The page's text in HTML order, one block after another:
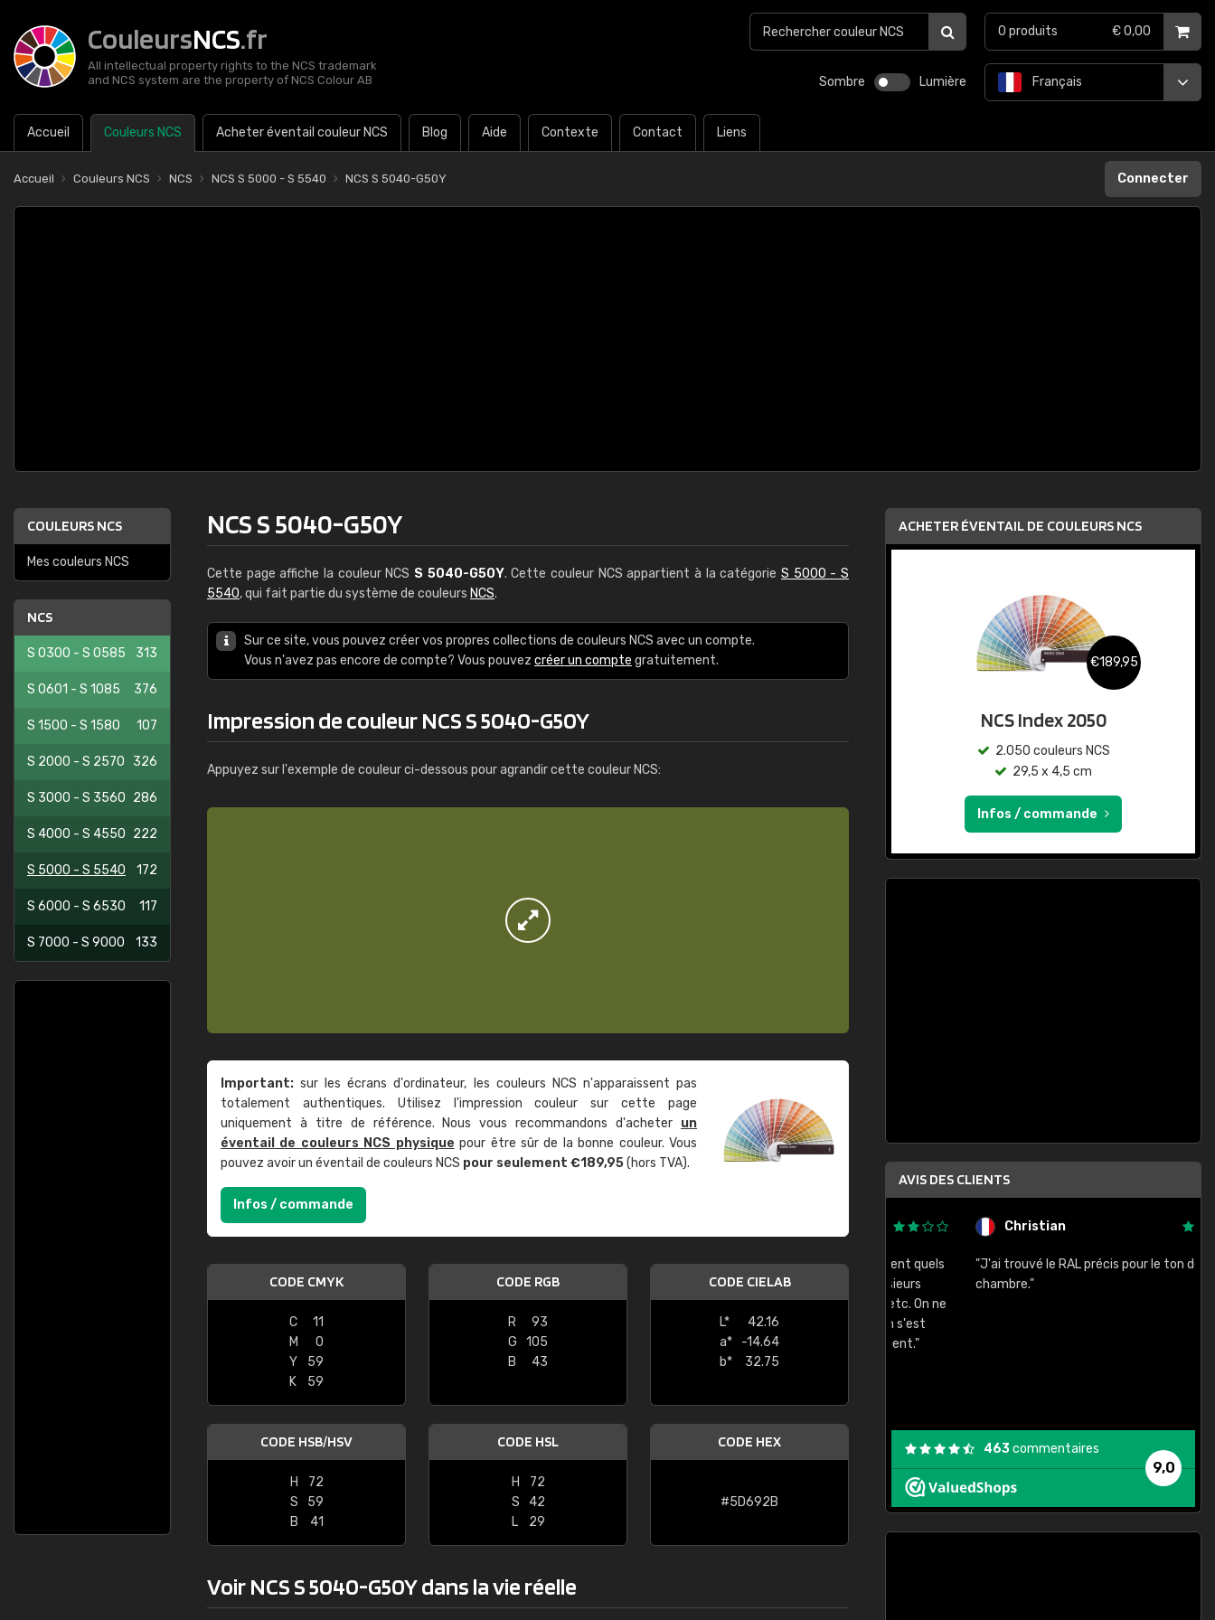
CouleursNCS.fr
All intellectual property rights to the NCS trademark
and NCS system are the property of NCS Colour AB
Sombre Lumière
Accueil Couleurs NCS Acheter éventail couleur NCS Blog Aide Contexte Contact Liens
Français
0 produits € 0,00
Accueil Couleurs NCS NCS NCS S 5000 - S 5540 NCS S 5040-G50Y Connecter
COULEURS NCS
Mes couleurs NCS
NCS
S 0300 - S 0585 313
S 0601 - S 1085 376
S 1500 - S 1580 107
S 2000 - S 2570 326
S 3000 - S 3560 286
S 4000 - S 4550 222
S 5000 - S 5540 172
S 6000 - S 6530 117
S 7000 - S 9000 133
NCS S 5040-G50Y
Cette page affiche la couleur NCS S 5040-G50Y. Cette couleur NCS appartient à la catégorieS 5000 - S
5540, qui fait partie du système de couleurs NCS.
Sur ce site, vous pouvez créer vos propres collections de couleurs NCS avec un compte.
Vous n'avez pas encore de compte? Vous pouvez créer un compte gratuitement.
Impression de couleur NCS S 5040-G50Y
Appuyez sur l'exemple de couleur ci-dessous pour agrandir cette couleur NCS:
Important: sur les écrans d'ordinateur, les couleurs NCS n'apparaissent pas
totalement authentiques. Utilisez l'impression couleur sur cette page
uniquement à titre de référence. Nous vous recommandons d'acheter un
éventail de couleurs NCS physique pour être sûr de la bonne couleur. Vous
pouvez avoir un éventail de couleurs NCS pour seulement €189,95(hors TVA).
Infos / commande
CODE CMYK
C
11
M
0
Y
59
K
59
CODE RGB
R
93
G
105
B
43
CODE CIELAB
L*
42.16
a*
-14.64
b*
32.75
CODE HSB/HSV
H
72
S
59
B
41
CODE HSL
H
72
S
42
L
29
CODE HEX
#5D692B
Voir NCS S 5040-G50Y dans la vie réelle
ACHETER ÉVENTAIL DE COULEURS NCS
€189,95
NCS Index 2050
2.050 couleurs NCS
29,5 x 4,5 cm
Infos / commande
AVIS DES CLIENTS
"Le site ne permet pas de voir clairement quels
sont les produits disponibles. Il y a plusieurs
palettes de couleurs: Classic, Design, etc. On ne
comprend pas qui est quoi. La livraison s'est
bien passé et le produit reçu me convient."
Christian
"J'ai trouvé le RAL précis pour le ton de ma
chambre."
9,0
463commentaires